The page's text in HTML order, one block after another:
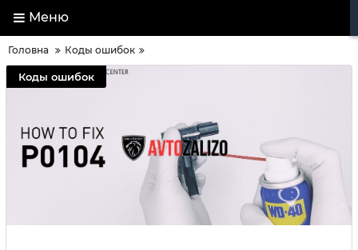
Меню
Головна Коды ошибок
Коды ошибок